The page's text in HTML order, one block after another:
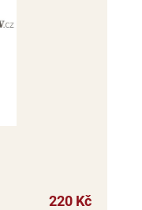
220 Kč